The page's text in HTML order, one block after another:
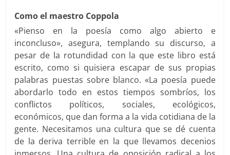
Como el maestro Coppola
«Pienso en la poesía como algo abierto e
inconcluso», asegura, templando su discurso, a
pesar de la rotundidad con la que este libro está
escrito, como si quisiera escapar de sus propias
palabras puestas sobre blanco. «La poesía puede
abordarlo todo en estos tiempos sombríos, los
conflictos políticos, sociales, ecológicos,
económicos, que dan forma a la vida cotidiana de la
gente. Necesitamos una cultura que se dé cuenta
de la deriva terrible en la que llevamos decenios